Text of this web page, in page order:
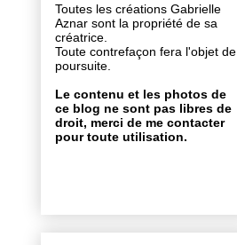
Toutes les créations Gabrielle
Aznar sont la propriété de sa
créatrice.
Toute contrefaçon fera l'objet de
poursuite.
Le contenu et les photos de
ce blog ne sont pas libres de
droit, merci de me contacter
pour toute utilisation.